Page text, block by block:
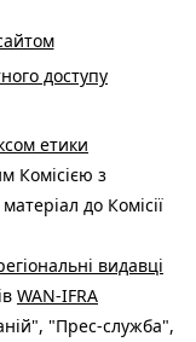
доступу
етики
Комісією з
до Комісії
видавці
WAN-IFRA
"Прес-служба",